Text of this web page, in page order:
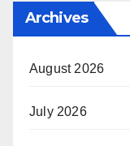
Archives
August 2026
July 2026